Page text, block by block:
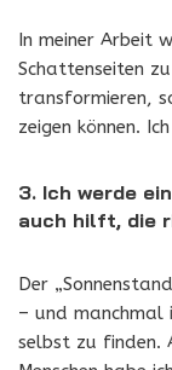
In meiner Arbeit
Schattenseiten
transformieren,
zeigen können.
3. Ich werde
auch hilft, die
Der
– und manchmal
selbst zu finden.